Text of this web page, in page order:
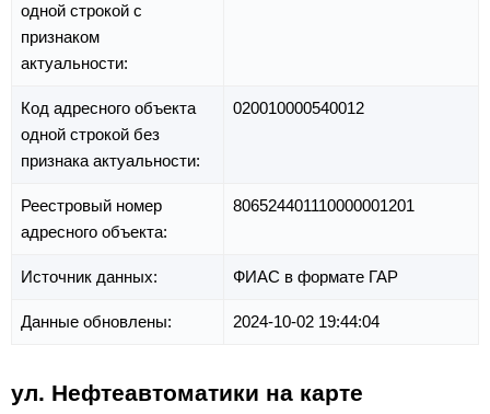
одной строкой с
признаком
актуальности:
Код адресного объекта
одной строкой без
признака актуальности:
020010000540012
Реестровый номер
адресного объекта:
806524401110000001201
Источник данных: ФИАС в формате ГАР
Данные обновлены: 2024-10-02 19:44:04
ул. Нефтеавтоматики на карте